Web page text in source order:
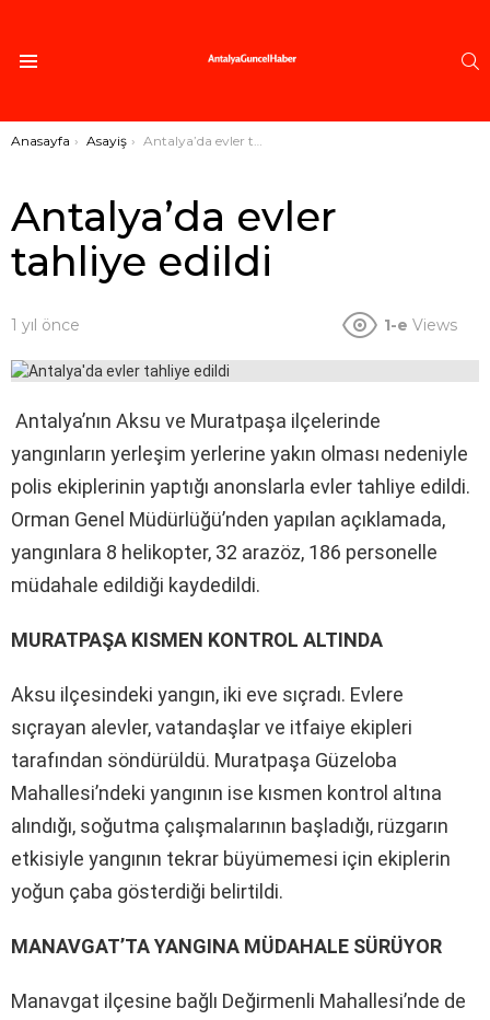
Buradasınız:
Anasayfa Asayiş Antalya’da evler tahliye edildi
Antalya’da evler
tahliye edildi
1 yıl önce 1-e Views
Antalya’nın Aksu ve Muratpaşa ilçelerinde
yangınların yerleşim yerlerine yakın olması nedeniyle
polis ekiplerinin yaptığı anonslarla evler tahliye edildi.
Orman Genel Müdürlüğü’nden yapılan açıklamada,
yangınlara 8 helikopter, 32 arazöz, 186 personelle
müdahale edildiği kaydedildi.
MURATPAŞA KISMEN KONTROL ALTINDA
Aksu ilçesindeki yangın, iki eve sıçradı. Evlere
sıçrayan alevler, vatandaşlar ve itfaiye ekipleri
tarafından söndürüldü. Muratpaşa Güzeloba
Mahallesi’ndeki yangının ise kısmen kontrol altına
alındığı, soğutma çalışmalarının başladığı, rüzgarın
etkisiyle yangının tekrar büyümemesi için ekiplerin
yoğun çaba gösterdiği belirtildi.
MANAVGAT’TA YANGINA MÜDAHALE SÜRÜYOR
Manavgat ilçesine bağlı Değirmenli Mahallesi’nde de